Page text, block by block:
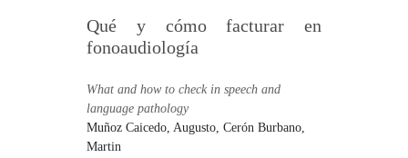
Qué y cómo facturar en
fonoaudiología
What and how to check in speech and
language pathology
Muñoz Caicedo, Augusto,Cerón Burbano,
Martin